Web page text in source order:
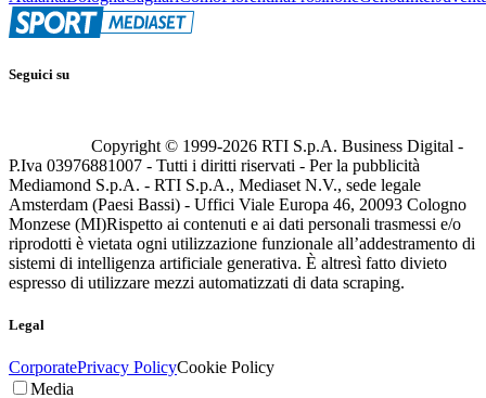
Seguici su
Copyright © 1999-2026 RTI S.p.A. Business Digital -
P.Iva 03976881007 - Tutti i diritti riservati - Per la pubblicità
Mediamond S.p.A. - RTI S.p.A., Mediaset N.V., sede legale
Amsterdam (Paesi Bassi) - Uffici Viale Europa 46, 20093 Cologno
Monzese (MI)Rispetto ai contenuti e ai dati personali trasmessi e/o
riprodotti è vietata ogni utilizzazione funzionale all’addestramento di
sistemi di intelligenza artificiale generativa. È altresì fatto divieto
espresso di utilizzare mezzi automatizzati di data scraping.
Legal
CorporatePrivacy PolicyCookie Policy
Media